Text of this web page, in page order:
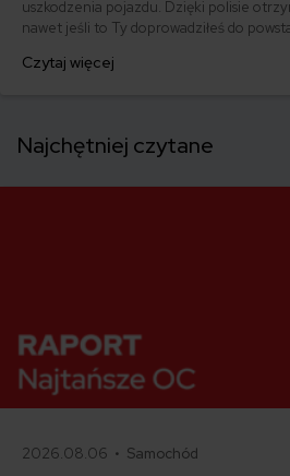
uszkodzenia pojazdu. Dzięki polisie
nawet jeśli to Ty doprowadziłeś do
zgłoszenia szkody. Sprawdź, ile masz
Czytaj więcej
Najchętniej czytane
2026.08.06 • Samochód